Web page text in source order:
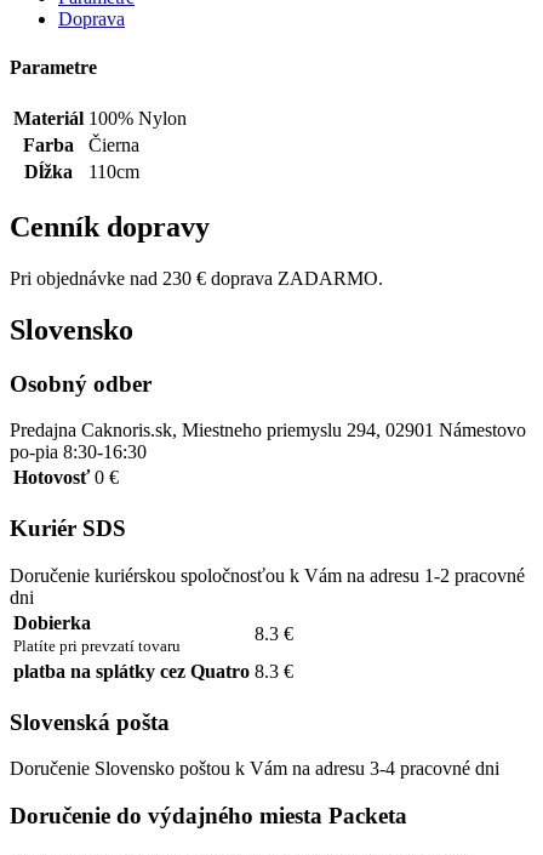
Doprava
Parametre
Materiál 100% Nylon
Farba
Čierna
Dĺžka
110cm
Cenník dopravy
Pri objednávke nad 230 € doprava ZADARMO.
Slovensko
Osobný odber
Predajna Caknoris.sk, Miestneho priemyslu 294, 02901 Námestovo
po-pia 8:30-16:30
Hotovosť 0 €
Kuriér SDS
Doručenie kuriérskou spoločnosťou k Vám na adresu 1-2 pracovné
dni
Dobierka
Platíte pri prevzatí tovaru
8.3 €
platba na splátky cez Quatro 8.3 €
Slovenská pošta
Doručenie Slovensko poštou k Vám na adresu 3-4 pracovné dni
Doručenie do výdajného miesta Packeta